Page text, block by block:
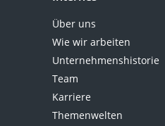
Über uns
Wie wir arbeiten
Unternehmenshistorie
Team
Karriere
Themenwelten